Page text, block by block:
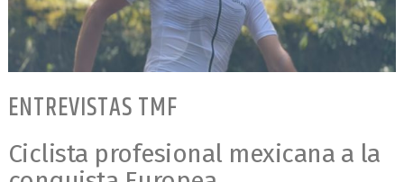
ENTREVISTAS TMF
Ciclista profesional mexicana a la